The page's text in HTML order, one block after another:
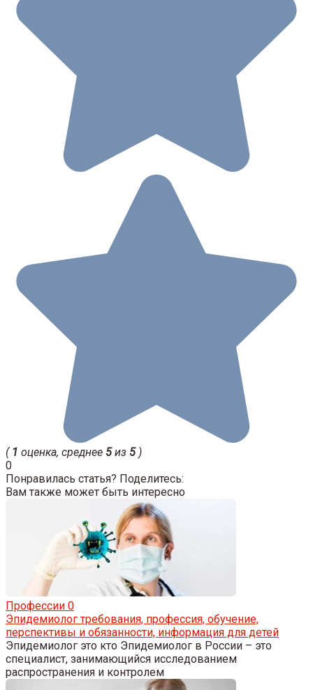
( 1 оценка, среднее 5из 5)
0
Понравилась статья? Поделитесь:
Вам также может быть интересно
Профессии 0
Эпидемиолог требования, профессия, обучение,
перспективы и обязанности, информация для детей
Эпидемиолог это кто Эпидемиолог в России – это
специалист, занимающийся исследованием
распространения и контролем